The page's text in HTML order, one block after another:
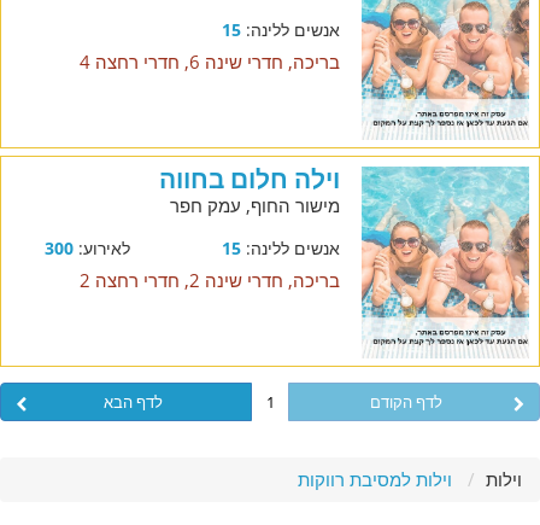
אנשים ללינה:15
בריכה, חדרי שינה 6, חדרי רחצה 4
וילה חלום בחווה
מישור החוף, עמק חפר
אנשים ללינה:15 לאירוע:300
בריכה, חדרי שינה 2, חדרי רחצה 2
לדף הקודם 1 לדף הבא
וילות וילות למסיבת רווקות